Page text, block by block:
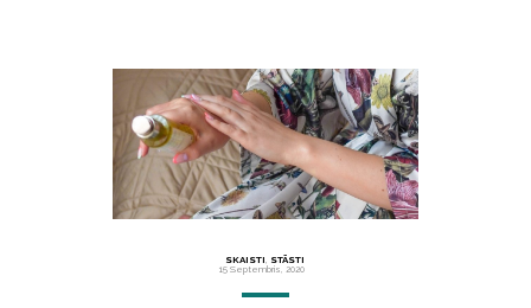
SKAISTI, STĀSTI
15 Septembris, 2020